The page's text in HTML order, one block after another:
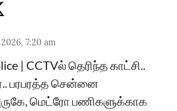
7:20 am
| CCTVல் தெரிந்த காட்சி..
பரபரத்த சென்னை
மெட்ரோ பணிகளுக்காக